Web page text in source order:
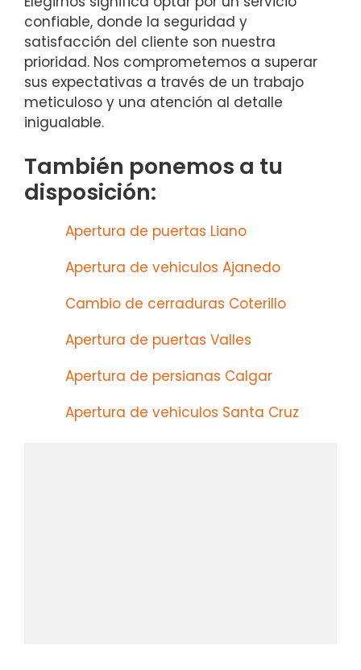
confiable, donde la seguridad y
satisfacción del cliente son nuestra
prioridad. Nos comprometemos a superar
sus expectativas a través de un trabajo
meticuloso y una atención al detalle
inigualable.
También ponemos a tu
disposición:
Apertura de puertas Liano
Apertura de vehiculos Ajanedo
Cambio de cerraduras Coterillo
Apertura de puertas Valles
Apertura de persianas Calgar
Apertura de vehiculos Santa Cruz